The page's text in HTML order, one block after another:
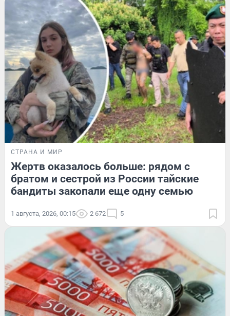
СТРАНА И МИР
Жертв оказалось больше: рядом с
братом и сестрой из России тайские
бандиты закопали еще одну семью
1 августа, 2026, 00:15 2 672 5